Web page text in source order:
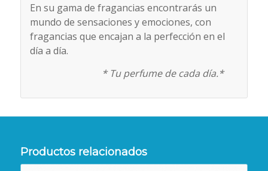
En su gama de fragancias encontrarás un
mundo de sensaciones y emociones, con
fragancias que encajan a la perfección en el
día a día.
* Tu perfume de cada día.*
Productos relacionados